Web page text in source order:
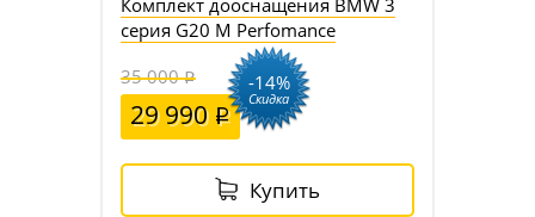
серия G20 M Perfomance
35 000
29 990
-14%
Скидка
Купить